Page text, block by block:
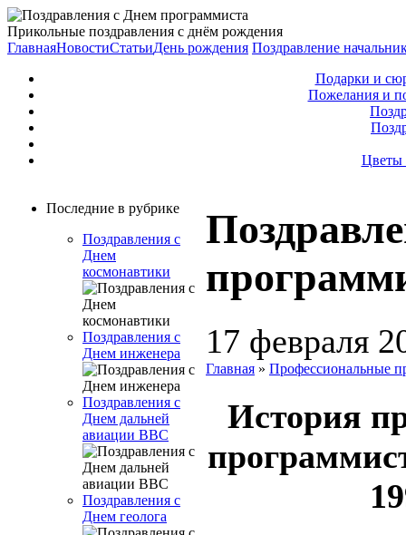
Прикольные поздравления с днём рождения
ГлавнаяНовостиСтатьиДень рождения Поздравление
Подарки и
Пожелания и
Цветы
Последние в рубрике
Поздравления с
Днем
космонавтики
Поздравления с
Днем инженера
Поздравления с
Днем дальней
авиации ВВС
Поздравления с
Днем геолога
17 февраля
Главная » Профессиональные
История